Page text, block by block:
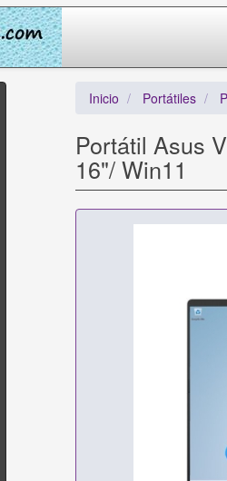
Inicio Portátiles
Portátil Asus
16"/ Win11